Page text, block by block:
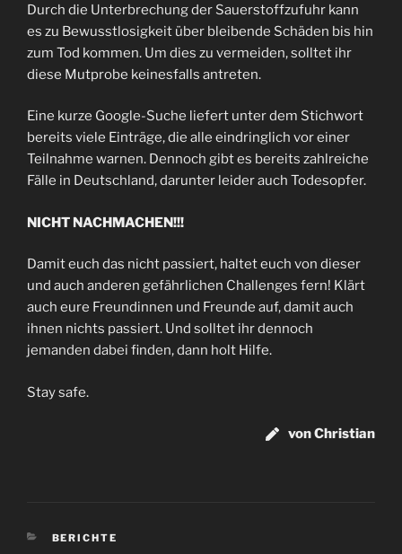
Durch die Unterbrechung der Sauerstoffzufuhr kann
es zu Bewusstlosigkeit über bleibende Schäden bis hin
zum Tod kommen. Um dies zu vermeiden, solltet ihr
diese Mutprobe keinesfalls antreten.
Eine kurze Google-Suche liefert unter dem Stichwort
bereits viele Einträge, die alle eindringlich vor einer
Teilnahme warnen. Dennoch gibt es bereits zahlreiche
Fälle in Deutschland, darunter leider auch Todesopfer.
NICHT NACHMACHEN!!!
Damit euch das nicht passiert, haltet euch von dieser
und auch anderen gefährlichen Challenges fern! Klärt
auch eure Freundinnen und Freunde auf, damit auch
ihnen nichts passiert. Und solltet ihr dennoch
jemanden dabei finden, dann holt Hilfe.
Stay safe.
von Christian
KATEGORIEN
BERICHTE